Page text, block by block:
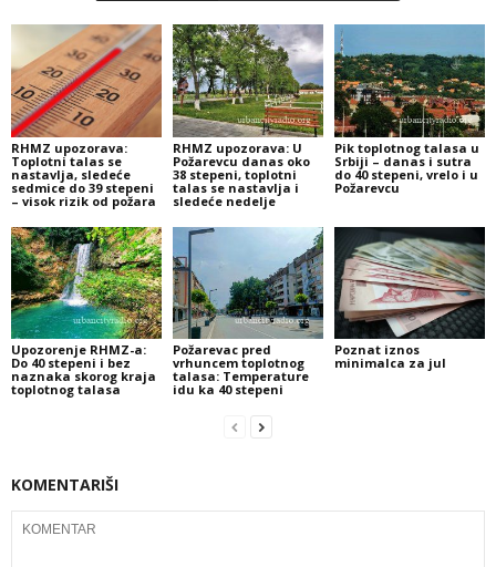
RHMZ upozorava:
Toplotni talas se
nastavlja, sledeće
sedmice do 39 stepeni
– visok rizik od požara
RHMZ upozorava: U
Požarevcu danas oko
38 stepeni, toplotni
talas se nastavlja i
sledeće nedelje
Pik toplotnog talasa u
Srbiji – danas i sutra
do 40 stepeni, vrelo i u
Požarevcu
Upozorenje RHMZ-a:
Do 40 stepeni i bez
naznaka skorog kraja
toplotnog talasa
Požarevac pred
vrhuncem toplotnog
talasa: Temperature
idu ka 40 stepeni
Poznat iznos
minimalca za jul
KOMENTARIŠI